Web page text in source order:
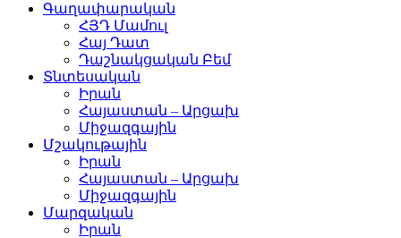
Գաղափարական
ՀՅԴ Մամուլ
Հայ Դատ
Դաշնակցական Բեմ
Տնտեսական
Իրան
Հայաստան – Արցախ
Միջազգային
Մշակութային
Իրան
Հայաստան – Արցախ
Միջազգային
Մարզական
Իրան